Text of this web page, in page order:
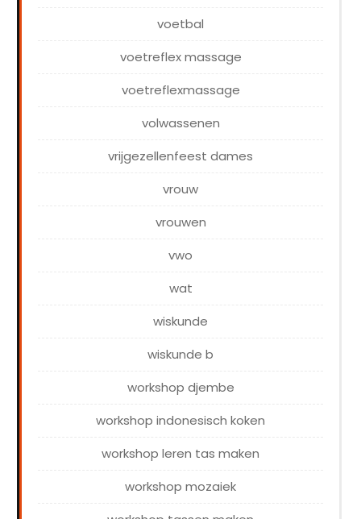
voetbal
voetreflex massage
voetreflexmassage
volwassenen
vrijgezellenfeest dames
vrouw
vrouwen
vwo
wat
wiskunde
wiskunde b
workshop djembe
workshop indonesisch koken
workshop leren tas maken
workshop mozaiek